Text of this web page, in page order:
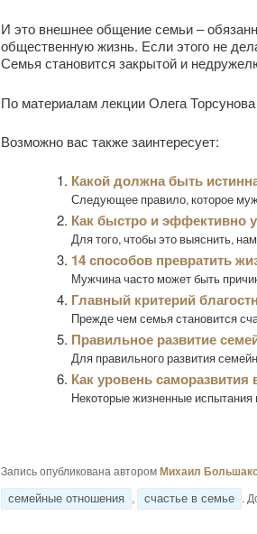
И это внешнее общение семьи –
общественную жизнь. Если этого не
Семья становится закрытой и
По материалам лекции Олега
Возможно вас также заинтересует:
Какой должна быть
Следующее правило, которое
Как быстро и эффективно
Для того, чтобы это выяснить,
14 способов превратить
Мужчина часто может быть
Главный критерий
Прежде чем семья становится
Правильное развитие
Для правильного развития
Как уровень
Некоторые жизненные испытания
Запись опубликована авторомМихаил
семейные отношения , счастье в семье .